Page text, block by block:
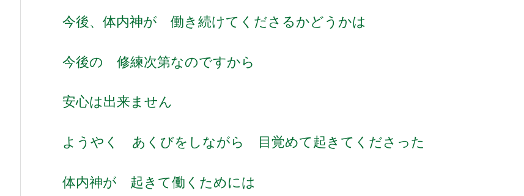
今後、体内神が 働き続けてくださるかどうかは
今後の 修練次第なのですから
安心は出来ません
ようやく あくびをしながら 目覚めて起きてくださった
体内神が 起きて働くためには